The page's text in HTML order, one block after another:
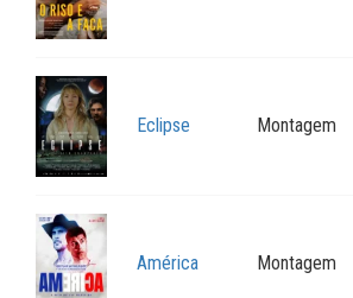
Eclipse Montagem
América Montagem